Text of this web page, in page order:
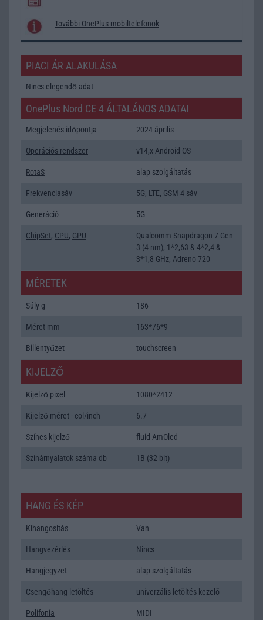
További OnePlus mobiltelefonok
PIACI ÁR ALAKULÁSA
Nincs elegendő adat
OnePlus Nord CE 4 ÁLTALÁNOS ADATAI
Megjelenés időpontja 2024 április
Operációs rendszer v14,x Android OS
RotaS alap szolgáltatás
Frekvenciasáv 5G, LTE, GSM 4 sáv
Generáció 5G
ChipSet, CPU, GPU
Qualcomm Snapdragon 7 Gen
3 (4 nm), 1*2,63 & 4*2,4 &
3*1,8 GHz, Adreno 720
MÉRETEK
Súly g 186
Méret mm 163*76*9
Billentyűzet touchscreen
KIJELZŐ
Kijelző pixel 1080*2412
Kijelző méret - col/inch 6.7
Színes kijelző fluid AmOled
Színárnyalatok száma db 1B (32 bit)
HANG ÉS KÉP
Kihangositás Van
Hangvezérlés Nincs
Hangjegyzet alap szolgáltatás
Csengőhang letöltés univerzális letöltés kezelõ
Polifonia MIDI